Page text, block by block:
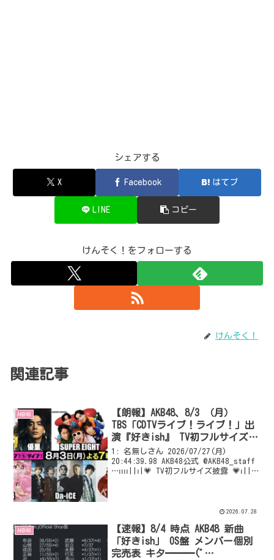
シェアする
X Facebook はてブ
LINE コピー
けんそく！をフォローする
けんそく！
関連記事
AKB48
【朗報】AKB48、8/3 （月）
TBS「CDTVライブ！ライブ！」出
演『好きish』 TV初フルサイズ披
露 ポニシュも披露！
1: 名無しさん 2026/07/27(月)
20:44:39.98 AKB48公式 @AKB48_staff
…ıııı||ı|💗 TV初フルサイズ披露 💗ı||
2026.07.28
AKB48
【速報】8/4 時点 AKB48 新曲
「好きish」 OS盤 メンバー個別
完売表 キタ━━━(ﾟ